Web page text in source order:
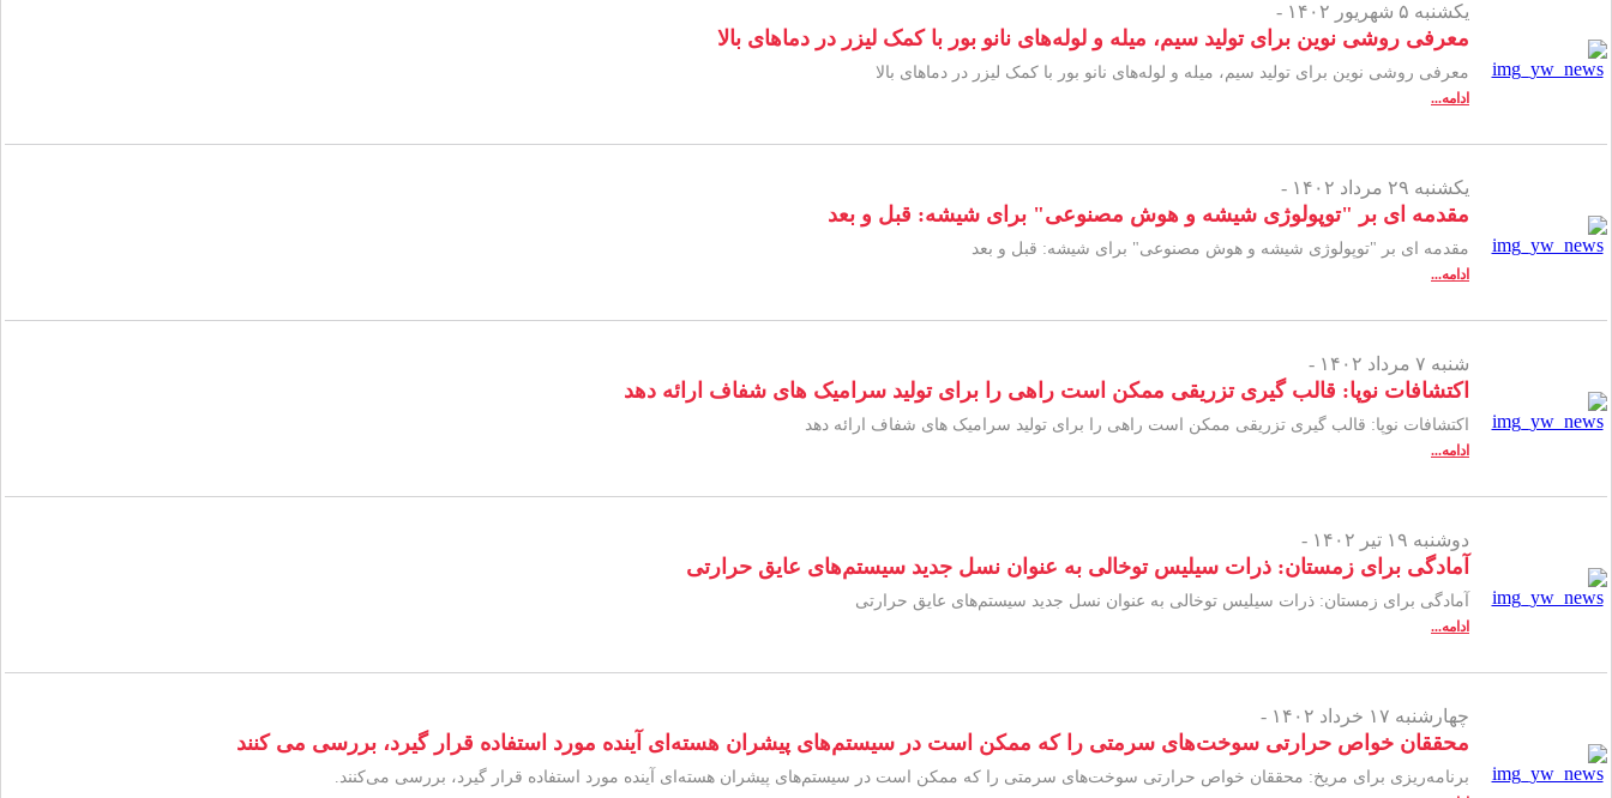
یکشنبه ۵ شهریور ۱۴۰۲ -
معرفی روشی نوین برای تولید سیم، میله و لوله‌های نانو بور با کمک لیزر در دماهای بالا
معرفی روشی نوین برای تولید سیم، میله و لوله‌های نانو بور با کمک لیزر در دماهای بالا
ادامه...
یکشنبه ۲۹ مرداد ۱۴۰۲ -
مقدمه ای بر "توپولوژی شیشه و هوش مصنوعی" برای شیشه: قبل و بعد
مقدمه ای بر "توپولوژی شیشه و هوش مصنوعی" برای شیشه: قبل و بعد
ادامه...
شنبه ۷ مرداد ۱۴۰۲ -
اکتشافات نوپا: قالب گیری تزریقی ممکن است راهی را برای تولید سرامیک های شفاف ارائه دهد
اکتشافات نوپا: قالب گیری تزریقی ممکن است راهی را برای تولید سرامیک های شفاف ارائه دهد
ادامه...
دوشنبه ۱۹ تیر ۱۴۰۲ -
آمادگی برای زمستان: ذرات سیلیس توخالی به عنوان نسل جدید سیستم‌های عایق حرارتی
آمادگی برای زمستان: ذرات سیلیس توخالی به عنوان نسل جدید سیستم‌های عایق حرارتی
ادامه...
چهارشنبه ۱۷ خرداد ۱۴۰۲ -
محققان خواص حرارتی سوخت‌های سرمتی را که ممکن است در سیستم‌های پیشران هسته‌ای آینده مورد استفاده قرار گیرد، بررسی می کنند
برنامه‌ریزی برای مریخ: محققان خواص حرارتی سوخت‌های سرمتی را که ممکن است در سیستم‌های پیشران هسته‌ای آینده مورد استفاده قرار گیرد، بررسی می‌کنند.